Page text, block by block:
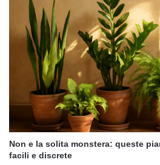
Non e la solita monstera: queste
facili e discrete